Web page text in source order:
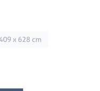
x 628 cm